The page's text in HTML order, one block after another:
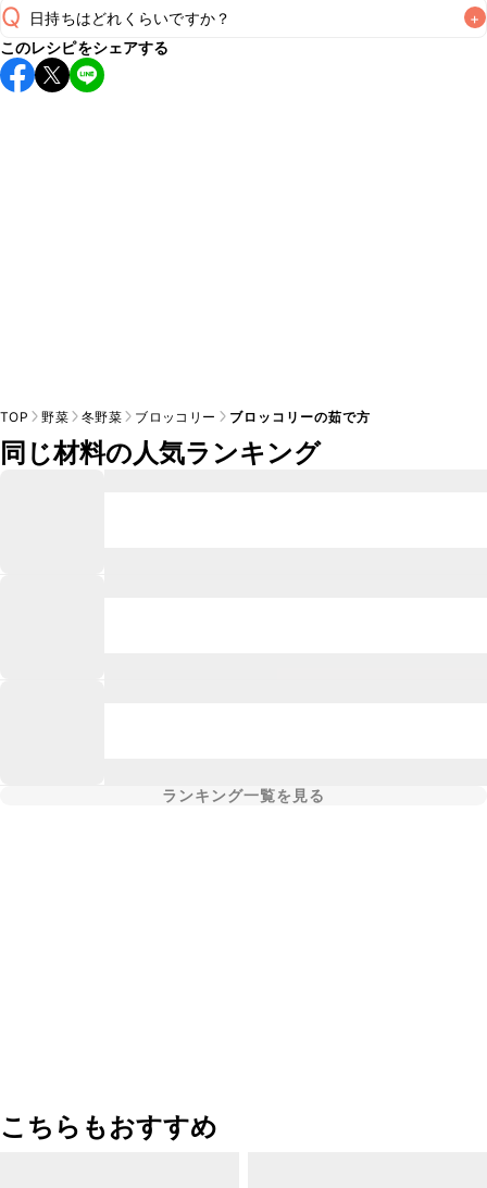
Q 日持ちはどれくらいですか？ +
保存期間は冷蔵で翌日中が目安です。なるべくお早めにお召
し上がりください。
このレシピをシェアする
TOP 野菜 冬野菜 ブロッコリー ブロッコリーの茹で方
同じ材料の人気ランキング
ランキング一覧を見る
こちらもおすすめ